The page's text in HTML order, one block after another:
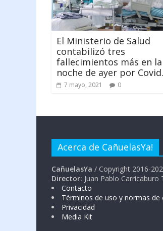
El Ministerio de Salud
contabilizó tres
fallecimientos más en la
noche de ayer por Covid.
7 mayo, 2021 0
Acerca de CañuelasYa!
CañuelasYa / Copyright 2016-
Director: Juan Pablo
Contacto
Términos de uso y normas de
Privacidad
Media Kit